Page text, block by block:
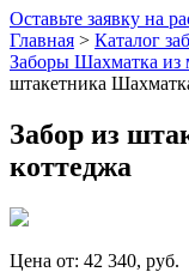
Оставьте заявку на
Главная > Каталог
Заборы Шахматка из
штакетника
Забор из
коттеджа
Цена от: 42 340, руб.